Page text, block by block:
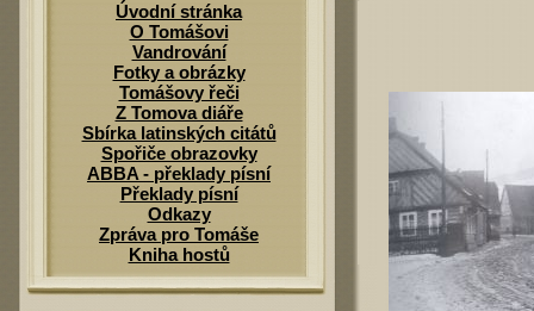
Úvodní stránka
O Tomášovi
Vandrování
Fotky a obrázky
Tomášovy řeči
Z Tomova diáře
Sbírka latinských citátů
Spořiče obrazovky
ABBA - překlady písní
Překlady písní
Odkazy
Zpráva pro Tomáše
Kniha hostů